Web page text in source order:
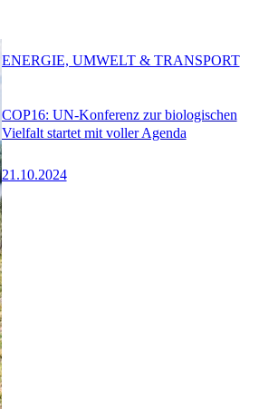
COP16: UN-Konferenz zur biologischen
Vielfalt startet mit voller Agenda
21.10.2024
ENERGIE, UMWELT & TRANSPORT